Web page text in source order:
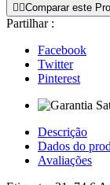
 Comparar este
Partilhar :
Facebook
Twitter
Pinterest
Descrição
Dados do
Avaliações